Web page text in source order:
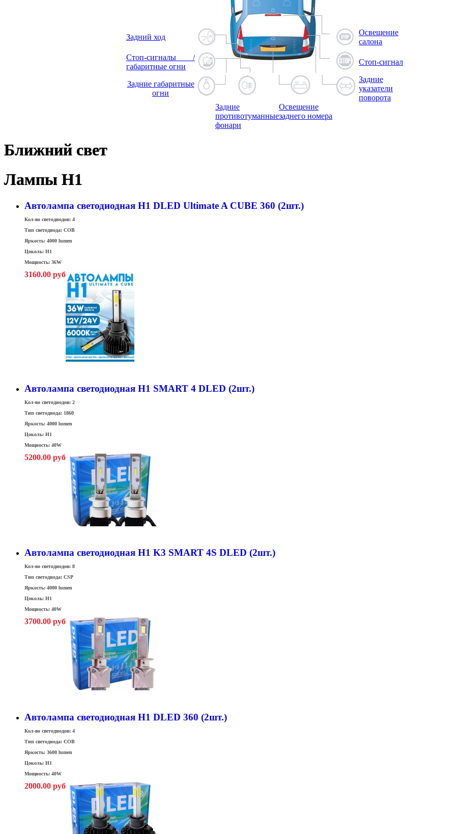
Задний ход
Освещение
салона
Стоп-сигналы /
габаритные огни
Стоп-сигнал
Задние габаритные
огни
Задние
указатели
поворота
Задние
противотуманные
фонари
Освещение
заднего номера
Ближний свет
Лампы H1
Автолампа светодиодная H1 DLED Ultimate A CUBE 360 (2шт.)
Кол-во светодиодов: 4
Тип светодиода: COB
Яркость: 4000 lumen
Цоколь: H1
Мощность: 36W
3160.00 руб
Автолампа светодиодная H1 SMART 4 DLED (2шт.)
Кол-во светодиодов: 2
Тип светодиода: 1860
Яркость: 4000 lumen
Цоколь: H1
Мощность: 40W
5200.00 руб
Автолампа светодиодная H1 K3 SMART 4S DLED (2шт.)
Кол-во светодиодов: 8
Тип светодиода: CSP
Яркость: 4000 lumen
Цоколь: H1
Мощность: 40W
3700.00 руб
Автолампа светодиодная H1 DLED 360 (2шт.)
Кол-во светодиодов: 4
Тип светодиода: COB
Яркость: 3600 lumen
Цоколь: H1
Мощность: 40W
2000.00 руб